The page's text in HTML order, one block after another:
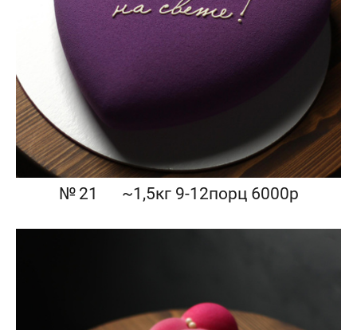
№ 21⠀⠀~1,5кг 9-12порц 6000р